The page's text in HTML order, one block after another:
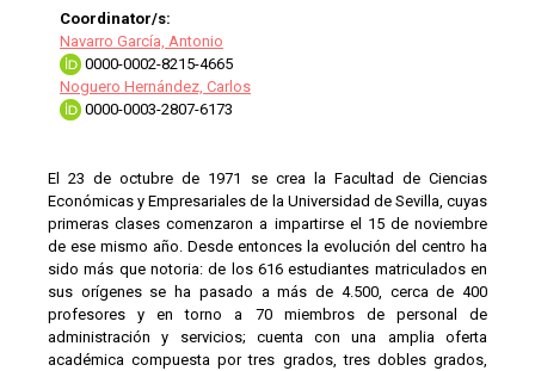
Coordinator/s:
Navarro García, Antonio
0000-0002-8215-4665
Noguero Hernández, Carlos
0000-0003-2807-6173
El 23 de octubre de 1971 se crea la Facultad de Ciencias
Económicas y Empresariales de la Universidad de Sevilla, cuyas
primeras clases comenzaron a impartirse el 15 de noviembre
de ese mismo año. Desde entonces la evolución del centro ha
sido más que notoria: de los 616 estudiantes matriculados en
sus orígenes se ha pasado a más de 4.500, cerca de 400
profesores y en torno a 70 miembros de personal de
administración y servicios; cuenta con una amplia oferta
académica compuesta por tres grados, tres dobles grados,